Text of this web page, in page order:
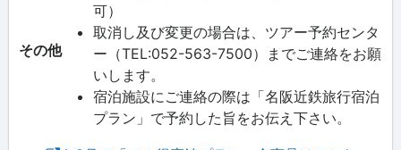
その他
可）
取消し及び変更の場合は、ツアー予約センタ
ー（TEL:052-563-7500）までご連絡をお願
いします。
宿泊施設にご連絡の際は「名阪近鉄旅行宿泊
プラン」で予約した旨をお伝え下さい。